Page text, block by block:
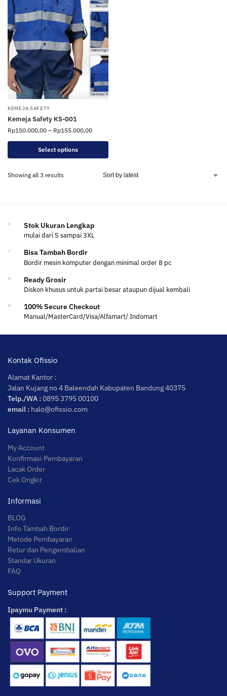
KEMEJA SAFETY
Kemeja Safety KS-001
Rp150.000,00 – Rp155.000,00
Select options
Showing all 3 results
Stok Ukuran Lengkap
mulai dari S sampai 3XL
Bisa Tambah Bordir
Bordir mesin komputer dengan minimal order 8 pc
Ready Grosir
Diskon khusus untuk partai besar ataupun dijual kembali
100% Secure Checkout
Manual/MasterCard/Visa/Alfamart/ Indomart
Kontak Ofissio
Alamat Kantor :
Jalan Kujang no 4 Baleendah Kabupaten Bandung 40375
Telp./WA :0895 3795 00100
email : halo@ofissio.com
Layanan Konsumen
My Account
Konfirmasi Pembayaran
Lacak Order
Cek Ongkir
Informasi
BLOG
Info Tambah Bordir
Metode Pembayaran
Retur dan Pengembalian
Standar Ukuran
FAQ
Support Payment
Ipaymu Payment :